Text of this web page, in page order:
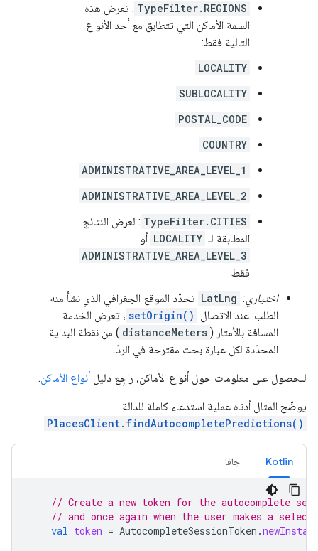
TypeFilter.REGIONS : تعرض هذه
السمة الأماكن التي تتطابق مع أحد الأنواع
التالية فقط:
LOCALITY
SUBLOCALITY
POSTAL_CODE
COUNTRY
ADMINISTRATIVE_AREA_LEVEL_1
ADMINISTRATIVE_AREA_LEVEL_2
TypeFilter.CITIES : لعرض النتائج
المطابقة لـ LOCALITY أو
ADMINISTRATIVE_AREA_LEVEL_3
فقط
اختياري: LatLng تحدّد الموقع الجغرافي الذي نشأ منه
الطلب. عند الاتصال
setOrigin() ، تعرض الخدمة
المسافة بالأمتار ( distanceMeters ) من نقطة البداية
المحدّدة لكل عبارة بحث مقترحة في الردّ.
للحصول على معلومات حول أنواع الأماكن، راجِع دليلأنواع الأماكن .
يوضّح المثال أدناه عملية استدعاء كاملة للدالة
PlacesClient.findAutocompletePredictions()
.
Kotlin جافا
// Create a new token for the autocomplete
// and once again when the user makes a
val token = AutocompleteSessionToken .